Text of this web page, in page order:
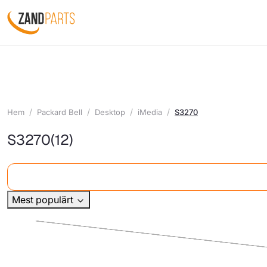
Hem Packard Bell Desktop iMedia S3270
S3270(12)
Mest populärt